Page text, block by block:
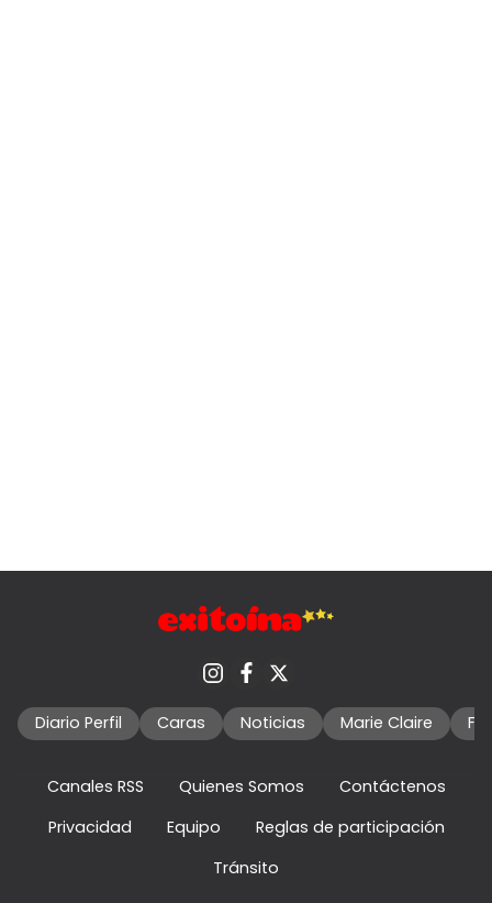
Diario Perfil Caras Noticias Marie Claire
Canales RSS Quienes Somos
Contáctenos
Privacidad
Equipo
Reglas de participación
Tránsito